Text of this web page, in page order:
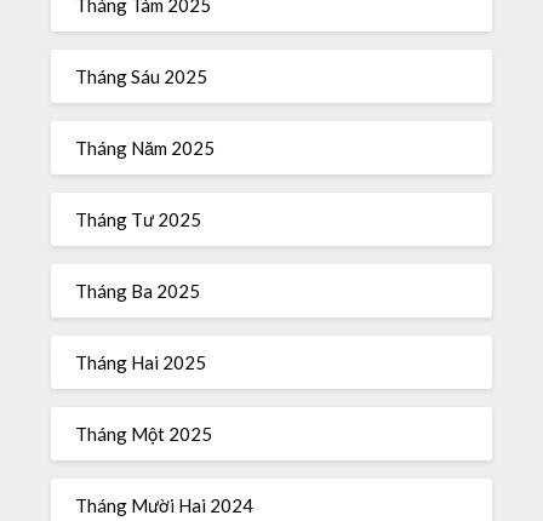
Tháng Tám 2025
Tháng Sáu 2025
Tháng Năm 2025
Tháng Tư 2025
Tháng Ba 2025
Tháng Hai 2025
Tháng Một 2025
Tháng Mười Hai 2024